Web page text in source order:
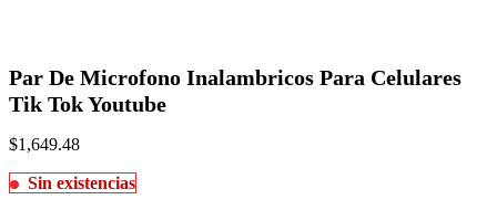
Par De Microfono Inalambricos Para Celulares
Tik Tok Youtube
$1,649.48
Sin existencias